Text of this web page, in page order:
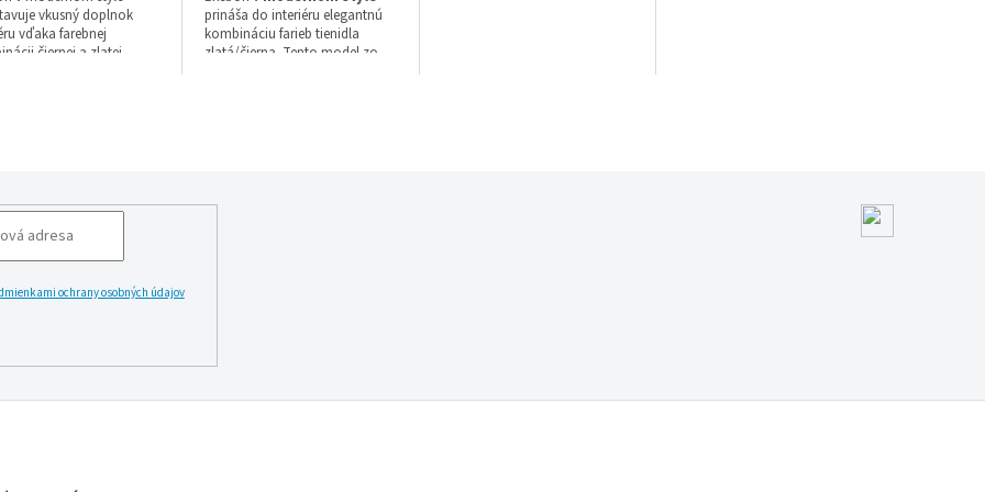
vkusný doplnok
vďaka farebnej
čiernej a zlatej.
prináša do interiéru elegantnú
kombináciu farieb tienidla
zlatá/čierna. Tento model zo
súčasťou. Disponuje stupňom
ochrany osobných údajov